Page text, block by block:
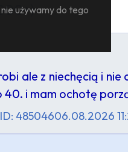
używamy do tego
ale z niechęcią i
i mam ochotę
ID: 48504606.08.2026